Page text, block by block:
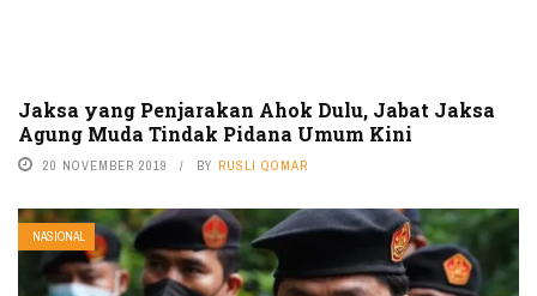
Jaksa yang Penjarakan Ahok Dulu, Jabat Jaksa
Agung Muda Tindak Pidana Umum Kini
20 NOVEMBER 2019 BY RUSLI QOMAR
NASIONAL